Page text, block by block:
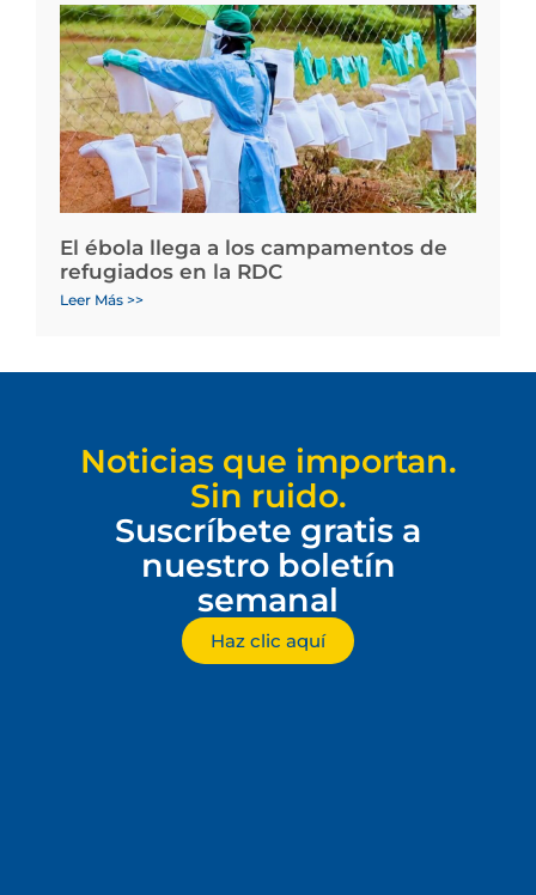
El ébola llega a los campamentos de
refugiados en la RDC
Leer Más >>
Noticias que importan.
Sin ruido.
Suscríbete gratis a
nuestro boletín
semanal
Haz clic aquí